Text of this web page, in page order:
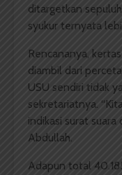
ditargetkan
syukur ternyata
Rencananya,
diambil dari
USU sendiri tidak
sekretariatnya.
indikasi surat suara
Abdullah.
Adapun total